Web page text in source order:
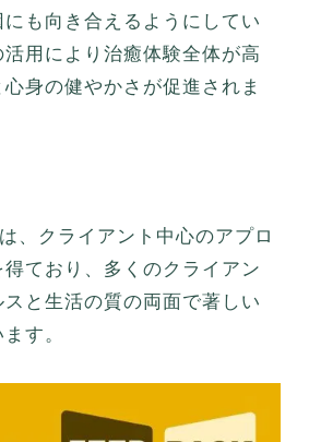
にも向き合えるようにしてい
用により治癒体験全体が高
身の健やかさが促進されま
、クライアント中心のアプロ
ており、多くのクライアン
スと生活の質の両面で著しい
す。